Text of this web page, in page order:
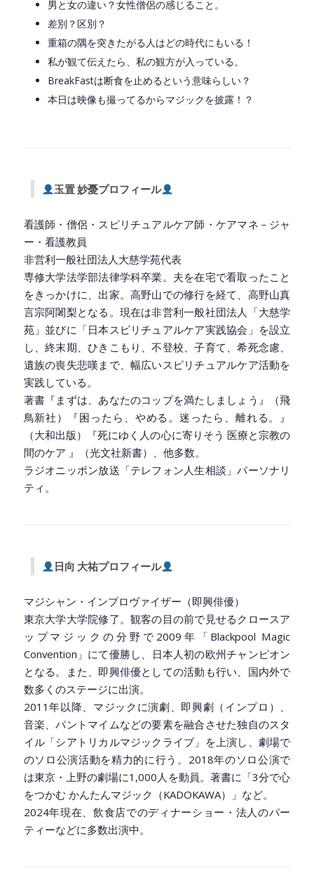
男と女の違い？女性僧侶の感じること。
差別？区別？
重箱の隅を突きたがる人はどの時代にもいる！
私が観て伝えたら、私の観方が入っている。
BreakFastは断食を止めるという意味らしい？
本日は映像も撮ってるからマジックを披露！？
玉置 妙憂プロフィール
看護師・僧侶・スピリチュアルケア師・ケアマネ－ジャ
ー・看護教員
非営利一般社団法人大慈学苑代表
専修大学法学部法律学科卒業。夫を在宅で看取ったこと
をきっかけに、出家。高野山での修行を経て、高野山真
言宗阿闍梨となる。現在は非営利一般社団法人「大慈学
苑」並びに「日本スピリチュアルケア実践協会」を設立
し、終末期、ひきこもり、不登校、子育て、希死念慮、
遺族の喪失悲嘆まで、幅広いスピリチュアルケア活動を
実践している。
著書『まずは、あなたのコップを満たしましょう』（飛
鳥新社）『困ったら、やめる。迷ったら、離れる。』
（大和出版）『死にゆく人の心に寄りそう 医療と宗教の
間のケア 』（光文社新書）、他多数。
ラジオニッポン放送「テレフォン人生相談」パーソナリ
ティ。
日向 大祐プロフィール
マジシャン・インプロヴァイザー（即興俳優）
東京大学大学院修了。観客の目の前で見せるクロースア
ップマジックの分野で2009年「Blackpool Magic
Convention」にて優勝し、日本人初の欧州チャンピオン
となる。また、即興俳優としての活動も行い、国内外で
数多くのステージに出演。
2011年以降、マジックに演劇、即興劇（インプロ）、
音楽、パントマイムなどの要素を融合させた独自のスタ
イル「シアトリカルマジックライブ」を上演し、劇場で
のソロ公演活動を精力的に行う。2018年のソロ公演で
は東京・上野の劇場に1,000人を動員。著書に「3分で心
をつかむ かんたんマジック（KADOKAWA）」など。
2024年現在、飲食店でのディナーショー・法人のパー
ティーなどに多数出演中。